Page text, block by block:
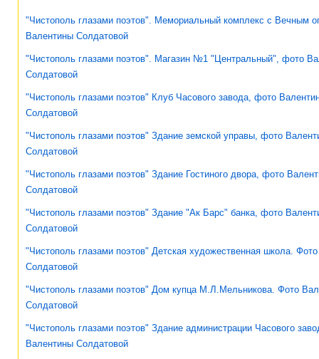
"Чистополь глазами поэтов". Мемориальный комплекс с Вечным
Валентины Солдатовой
"Чистополь глазами поэтов". Магазин №1 "Центральный", фото
Солдатовой
"Чистополь глазами поэтов" Клуб Часового завода, фото
Солдатовой
"Чистополь глазами поэтов" Здание земской управы, фото
Солдатовой
"Чистополь глазами поэтов" Здание Гостиного двора, фото
Солдатовой
"Чистополь глазами поэтов" Здание "Ак Барс" банка, фото
Солдатовой
"Чистополь глазами поэтов" Детская художественная школа.
Солдатовой
"Чистополь глазами поэтов" Дом купца М.Л.Мельникова. Фото
Солдатовой
"Чистополь глазами поэтов" Здание администрации Часового
Валентины Солдатовой